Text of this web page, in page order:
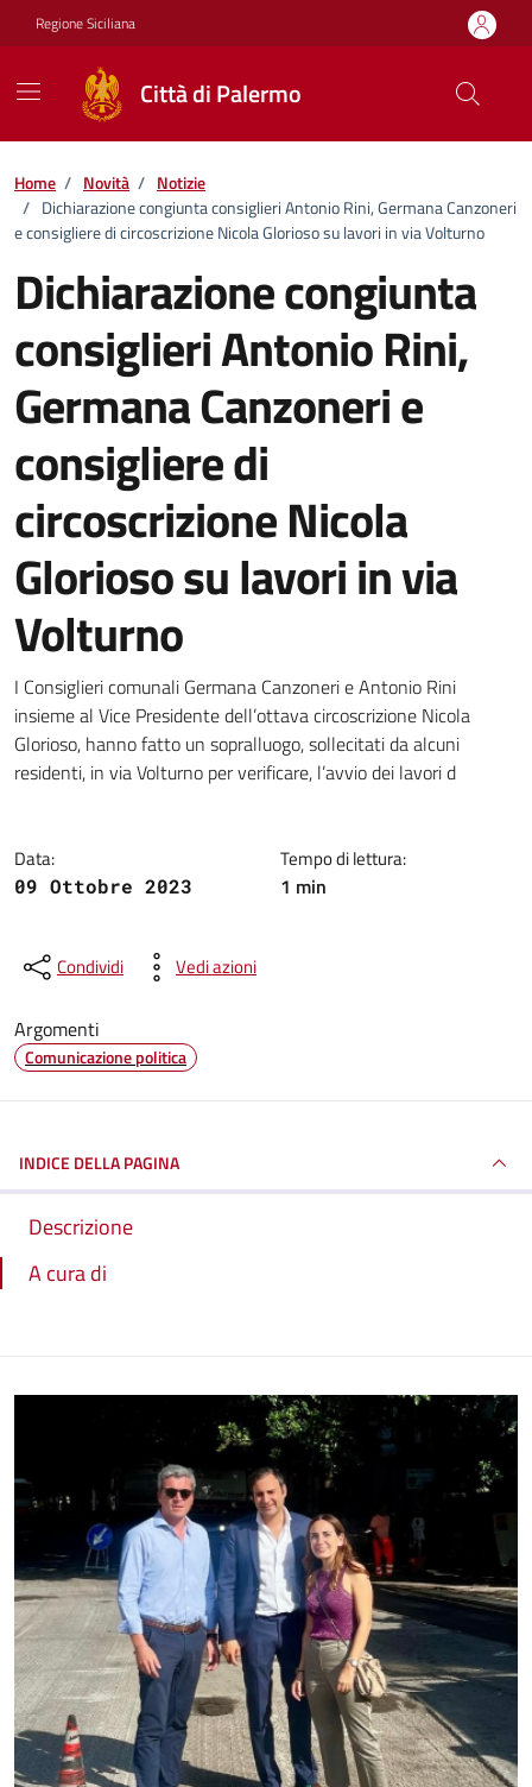
Vai ai contenuti
Vai al footer
Regione Siciliana
Città di Palermo
Home / Novità / Notizie
/ Dichiarazione congiunta consiglieri Antonio Rini, Germana Canzoneri
e consigliere di circoscrizione Nicola Glorioso su lavori in via Volturno
Dichiarazione congiunta
consiglieri Antonio Rini,
Germana Canzoneri e
consigliere di
circoscrizione Nicola
Glorioso su lavori in via
Volturno
Dettagli della notizia
I Consiglieri comunali Germana Canzoneri e Antonio Rini
insieme al Vice Presidente dell’ottava circoscrizione Nicola
Glorioso, hanno fatto un sopralluogo, sollecitati da alcuni
residenti, in via Volturno per verificare, l’avvio dei lavori d
Data:
09 Ottobre 2023
Tempo di lettura:
1 min
Condividi Vedi azioni
Argomenti
Comunicazione politica
INDICE DELLA PAGINA
Descrizione
A cura di